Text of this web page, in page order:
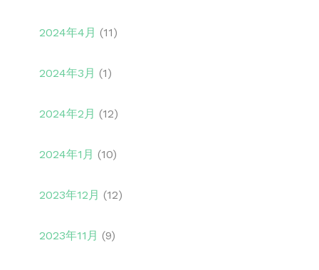
2024年4月 (11)
2024年3月 (1)
2024年2月 (12)
2024年1月 (10)
2023年12月 (12)
2023年11月 (9)